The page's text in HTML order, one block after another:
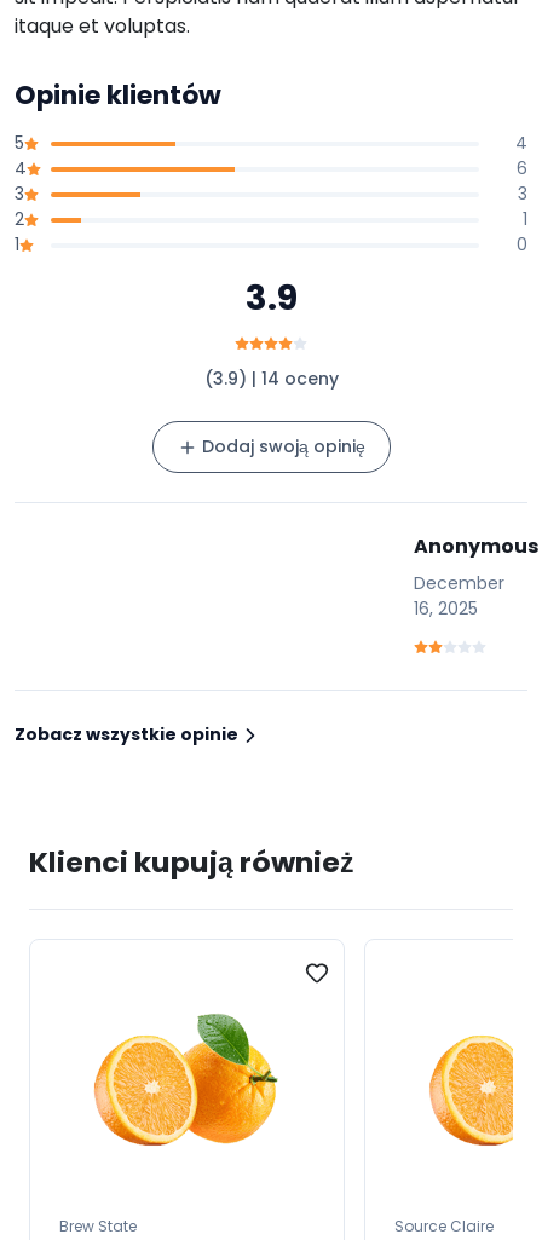
itaque et voluptas.
Opinie klientów
5
4
4
6
3
3
2
1
1
0
3.9
(3.9) | 14 oceny
Dodaj swoją opinię
Anonymous
December
16, 2025
Zobacz wszystkie opinie
Klienci kupują również
Brew State
Source Claire